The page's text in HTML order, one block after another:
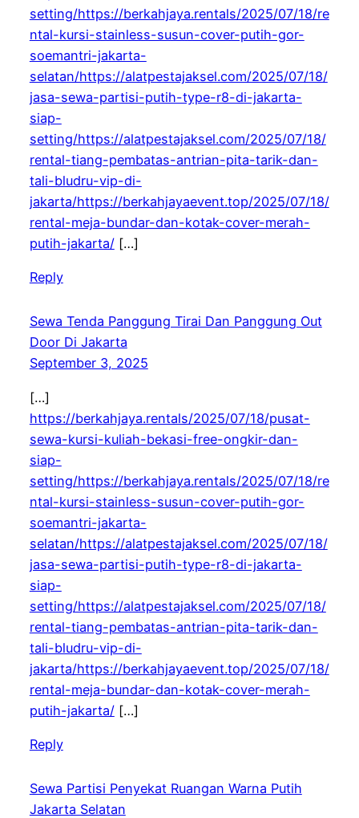
setting/https://berkahjaya.rentals/2025/07/18/re
ntal-kursi-stainless-susun-cover-putih-gor-
soemantri-jakarta-
selatan/https://alatpestajaksel.com/2025/07/18/
jasa-sewa-partisi-putih-type-r8-di-jakarta-
siap-
setting/https://alatpestajaksel.com/2025/07/18/
rental-tiang-pembatas-antrian-pita-tarik-dan-
tali-bludru-vip-di-
jakarta/https://berkahjayaevent.top/2025/07/18/
rental-meja-bundar-dan-kotak-cover-merah-
putih-jakarta/[…]
Reply
Sewa Tenda Panggung Tirai Dan Panggung Out
Door Di Jakarta
September 3, 2025
[…]
https://berkahjaya.rentals/2025/07/18/pusat-
sewa-kursi-kuliah-bekasi-free-ongkir-dan-
siap-
setting/https://berkahjaya.rentals/2025/07/18/re
ntal-kursi-stainless-susun-cover-putih-gor-
soemantri-jakarta-
selatan/https://alatpestajaksel.com/2025/07/18/
jasa-sewa-partisi-putih-type-r8-di-jakarta-
siap-
setting/https://alatpestajaksel.com/2025/07/18/
rental-tiang-pembatas-antrian-pita-tarik-dan-
tali-bludru-vip-di-
jakarta/https://berkahjayaevent.top/2025/07/18/
rental-meja-bundar-dan-kotak-cover-merah-
putih-jakarta/[…]
Reply
Sewa Partisi Penyekat Ruangan Warna Putih
Jakarta Selatan